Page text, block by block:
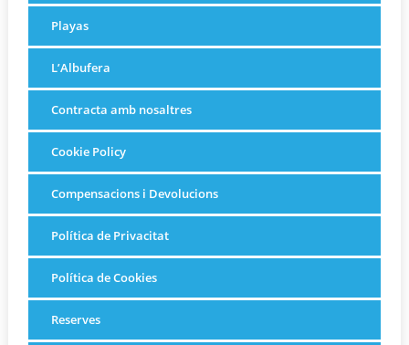
Playas
L’Albufera
Contracta amb nosaltres
Cookie Policy
Compensacions i Devolucions
Política de Privacitat
Política de Cookies
Reserves